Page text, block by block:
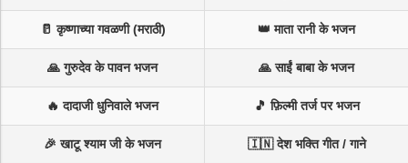
🥛 कृष्णाच्या गवळणी (मराठी) 👑 माता रानी के भजन
🙏 गुरुदेव के पावन भजन 🙏 साईं बाबा के भजन
🔥 दादाजी धुनिवाले भजन 🎵 फ़िल्मी तर्ज पर भजन
🎉 खाटू श्याम जी के भजन 🇮🇳 देश भक्ति गीत / गाने